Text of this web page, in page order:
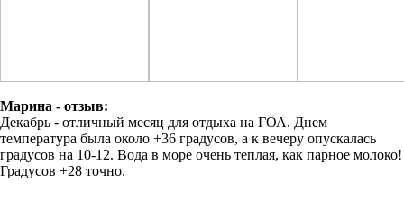
Марина - отзыв:
Декабрь - отличный месяц для отдыха на ГОА. Днем
температура была около +36 градусов, а к вечеру опускалась
градусов на 10-12. Вода в море очень теплая, как парное молоко!
Градусов +28 точно.